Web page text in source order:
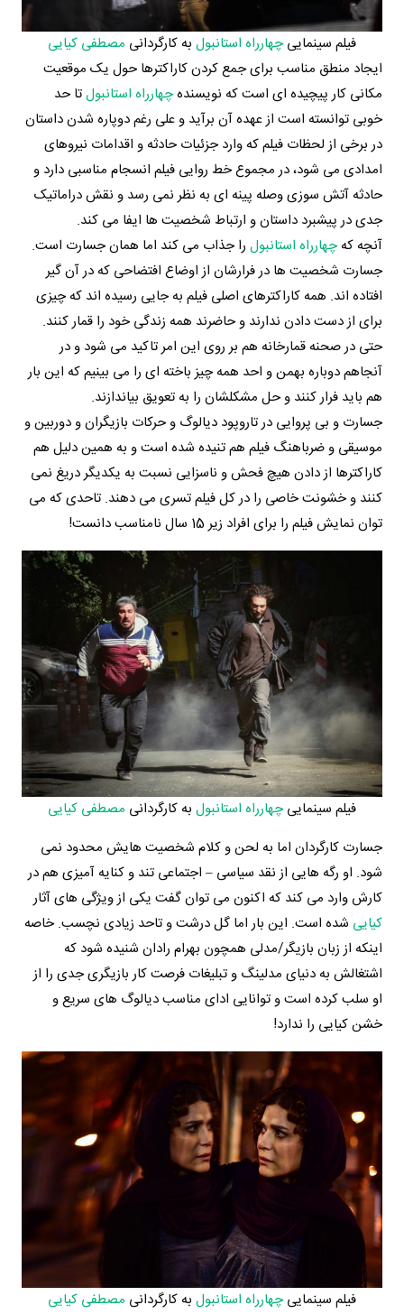
فیلم سینماییچهارراه استانبولبه کارگردانی مصطفی کیایی
ایجاد منطق مناسب برای جمع کردن کاراکترها حول یک موقعیت
مکانی کار پیچیده ای است که نویسندهچهارراه استانبولتا حد
خوبی توانسته است از عهده آن برآید و علی رغم دوپاره شدن داستان
در برخی از لحظات فیلم که وارد جزئیات حادثه و اقدامات نیروهای
امدادی می شود، در مجموع خط روایی فیلم انسجام مناسبی دارد و
حادثه آتش سوزی وصله پینه ای به نظر نمی رسد و نقش دراماتیک
جدی در پیشبرد داستان و ارتباط شخصیت ها ایفا می کند.
آنچه کهچهارراه استانبول را جذاب می کند اما همان جسارت است.
جسارت شخصیت ها در فرارشان از اوضاع افتضاحی که در آن گیر
افتاده اند. همه کاراکترهای اصلی فیلم به جایی رسیده اند که چیزی
برای از دست دادن ندارند و حاضرند همه زندگی خود را قمار کنند.
حتی در صحنه قمارخانه هم بر روی این امر تاکید می شود و در
آنجاهم دوباره بهمن و احد همه چیز باخته ای را می بینیم که این بار
هم باید فرار کنند و حل مشکلشان را به تعویق بیاندازند.
جسارت و بی پروایی در تاروپود دیالوگ و حرکات بازیگران و دوربین و
موسیقی و ضرباهنگ فیلم هم تنیده شده است و به همین دلیل هم
کاراکترها از دادن هیچ فحش و ناسزایی نسبت به یکدیگر دریغ نمی
کنند و خشونت خاصی را در کل فیلم تسری می دهند. تاحدی که می
توان نمایش فیلم را برای افراد زیر 15 سال نامناسب دانست!
فیلم سینماییچهارراه استانبولبه کارگردانی مصطفی کیایی
جسارت کارگردان اما به لحن و کلام شخصیت هایش محدود نمی
شود. او رگه هایی از نقد سیاسی – اجتماعی تند و کنایه آمیزی هم در
کارش وارد می کند که اکنون می توان گفت یکی از ویژگی های آثار
کیایی شده است. این بار اما گل درشت و تاحد زیادی نچسب. خاصه
اینکه از زبان بازیگر/مدلی همچون بهرام رادان شنیده شود که
اشتغالش به دنیای مدلینگ و تبلیغات فرصت کار بازیگری جدی را از
او سلب کرده است و توانایی ادای مناسب دیالوگ های سریع و
خشن کیایی را ندارد!
فیلم سینماییچهارراه استانبولبه کارگردانی مصطفی کیایی